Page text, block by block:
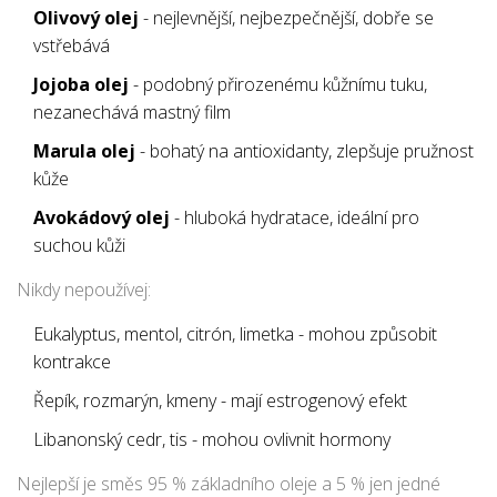
Olivový olej - nejlevnější, nejbezpečnější, dobře se
vstřebává
Jojoba olej - podobný přirozenému kůžnímu tuku,
nezanechává mastný film
Marula olej - bohatý na antioxidanty, zlepšuje pružnost
kůže
Avokádový olej - hluboká hydratace, ideální pro
suchou kůži
Nikdy nepoužívej:
Eukalyptus, mentol, citrón, limetka - mohou způsobit
kontrakce
Řepík, rozmarýn, kmeny - mají estrogenový efekt
Libanonský cedr, tis - mohou ovlivnit hormony
Nejlepší je směs 95 % základního oleje a 5 % jen jedné